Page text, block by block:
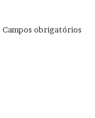
Campos obrigatórios